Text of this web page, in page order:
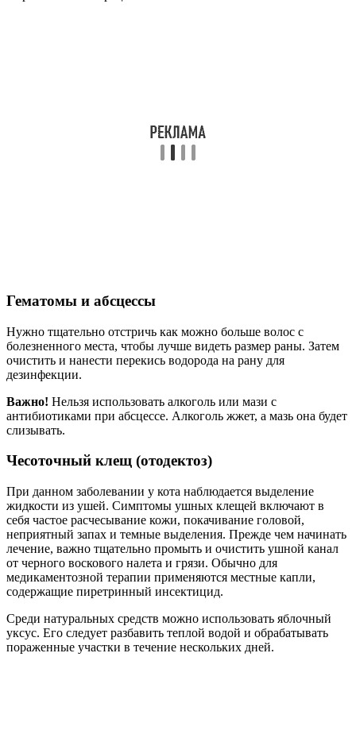
Гематомы и абсцессы
Нужно тщательно отстричь как можно больше волос с
болезненного места, чтобы лучше видеть размер раны. Затем
очистить и нанести перекись водорода на рану для
дезинфекции.
Важно! Нельзя использовать алкоголь или мази с
антибиотиками при абсцессе. Алкоголь жжет, а мазь она будет
слизывать.
Чесоточный клещ (отодектоз)
При данном заболевании у кота наблюдается выделение
жидкости из ушей. Симптомы ушных клещей включают в
себя частое расчесывание кожи, покачивание головой,
неприятный запах и темные выделения. Прежде чем начинать
лечение, важно тщательно промыть и очистить ушной канал
от черного воскового налета и грязи. Обычно для
медикаментозной терапии применяются местные капли,
содержащие пиретринный инсектицид.
Среди натуральных средств можно использовать яблочный
уксус. Его следует разбавить теплой водой и обрабатывать
пораженные участки в течение нескольких дней.